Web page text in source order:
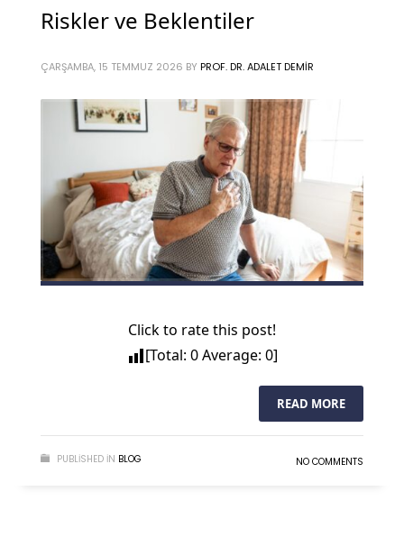
Riskler ve Beklentiler
ÇARŞAMBA, 15 TEMMUZ 2026 BY PROF. DR. ADALET DEMIR
Click to rate this post!
[Total: 0Average: 0]
READ MORE
PUBLISHED IN BLOG NO COMMENTS